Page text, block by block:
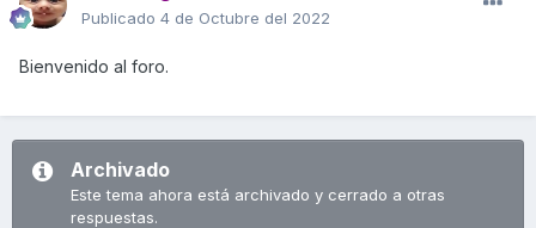
Publicado 4 de Octubre del 2022
Bienvenido al foro.
Archivado
Este tema ahora está archivado y cerrado a otras
respuestas.